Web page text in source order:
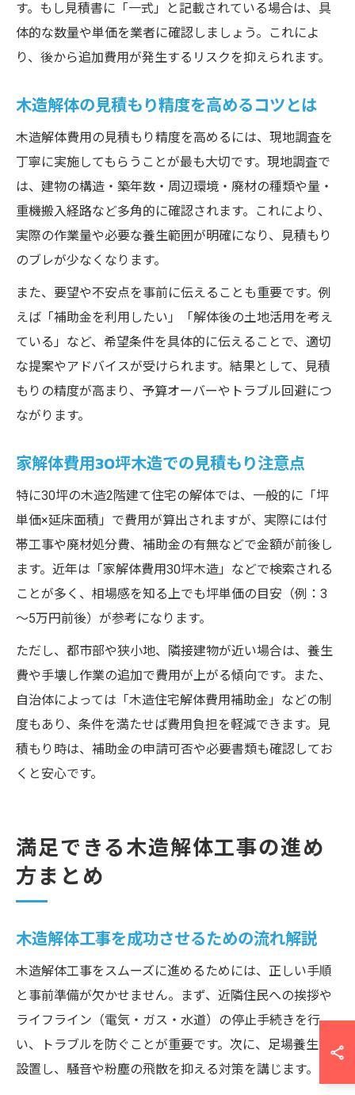
す。もし見積書に「一式」と記載されている場合は、具
体的な数量や単価を業者に確認しましょう。これによ
り、後から追加費用が発生するリスクを抑えられます。
木造解体の見積もり精度を高めるコツとは
木造解体費用の見積もり精度を高めるには、現地調査を
丁寧に実施してもらうことが最も大切です。現地調査で
は、建物の構造・築年数・周辺環境・廃材の種類や量・
重機搬入経路など多角的に確認されます。これにより、
実際の作業量や必要な養生範囲が明確になり、見積もり
のブレが少なくなります。
また、要望や不安点を事前に伝えることも重要です。例
えば「補助金を利用したい」「解体後の土地活用を考え
ている」など、希望条件を具体的に伝えることで、適切
な提案やアドバイスが受けられます。結果として、見積
もりの精度が高まり、予算オーバーやトラブル回避につ
ながります。
家解体費用30坪木造での見積もり注意点
特に30坪の木造2階建て住宅の解体では、一般的に「坪
単価×延床面積」で費用が算出されますが、実際には付
帯工事や廃材処分費、補助金の有無などで金額が前後し
ます。近年は「家解体費用30坪木造」などで検索される
ことが多く、相場感を知る上でも坪単価の目安（例：3
～5万円前後）が参考になります。
ただし、都市部や狭小地、隣接建物が近い場合は、養生
費や手壊し作業の追加で費用が上がる傾向です。また、
自治体によっては「木造住宅解体費用補助金」などの制
度もあり、条件を満たせば費用負担を軽減できます。見
積もり時は、補助金の申請可否や必要書類も確認してお
くと安心です。
満足できる木造解体工事の進め
方まとめ
木造解体工事を成功させるための流れ解説
木造解体工事をスムーズに進めるためには、正しい手順
と事前準備が欠かせません。まず、近隣住民への挨拶や
ライフライン（電気・ガス・水道）の停止手続きを行
い、トラブルを防ぐことが重要です。次に、足場養生を
設置し、騒音や粉塵の飛散を抑える対策を講じます。